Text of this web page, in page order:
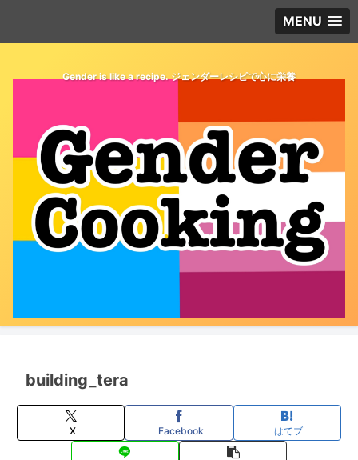
MENU
Gender is like a recipe. ジェンダーレシピで心に栄養
building_tera
X Facebook はてブ